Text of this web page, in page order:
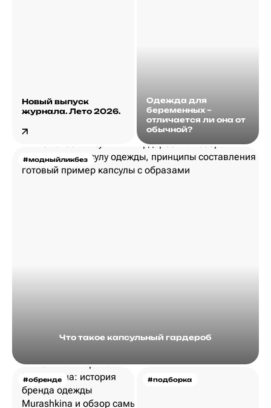
Новый выпуск
журнала. Лето 2026.
Одежда для
беременных –
отличается ли она от
обычной?
#модныйликбез
Что такое капсульный гардероб
#обренде #подборка